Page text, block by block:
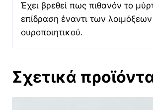
Έχει βρεθεί πως πιθανόν το
επίδραση έναντι των
ουροποιητικού.
Σχετικά